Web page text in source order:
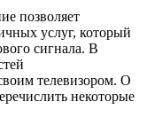
позволяет
услуг, который
сигнала. В
телевизором. О
некоторые